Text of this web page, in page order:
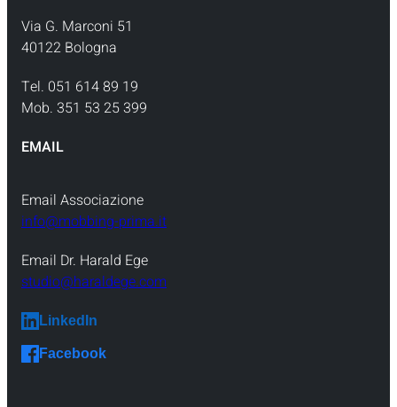
Via G. Marconi 51
40122 Bologna
Tel. 051 614 89 19
Mob. 351 53 25 399
EMAIL
Email Associazione
info@mobbing-prima.it
Email Dr. Harald Ege
studio@haraldege.com
LinkedIn
Facebook